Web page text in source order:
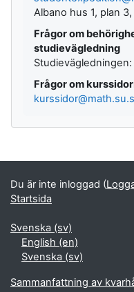
Albano hus 1, plan
Frågor om
studievägledning
Studievägledningen:
Frågor om
Kompletterande
Du är inte inloggad (
Startsida
Svenska ‎(sv)‎
English ‎(en)‎
Svenska ‎(sv)‎
Sammanfattning av